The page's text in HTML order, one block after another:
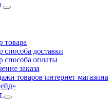
доставки
оплаты
заказа
товаров интернет-магазина